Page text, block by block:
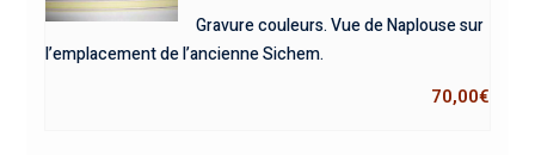
Gravure couleurs. Vue de Naplouse sur
l’emplacement de l’ancienne Sichem.
70,00€